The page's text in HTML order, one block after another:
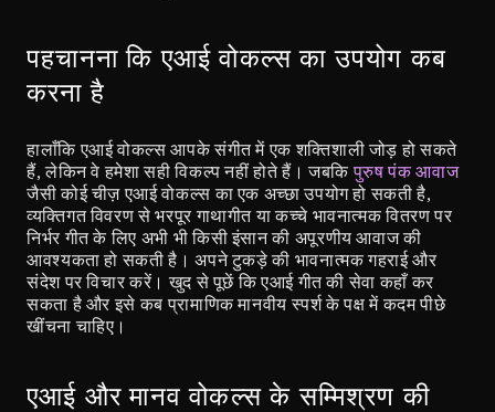
पहचानना कि एआई वोकल्स का उपयोग कब
करना है
हालाँकि एआई वोकल्स आपके संगीत में एक शक्तिशाली जोड़ हो सकते
हैं, लेकिन वे हमेशा सही विकल्प नहीं होते हैं। जबकि पुरुष पंक आवाज
जैसी कोई चीज़ एआई वोकल्स का एक अच्छा उपयोग हो सकती है,
व्यक्तिगत विवरण से भरपूर गाथागीत या कच्चे भावनात्मक वितरण पर
निर्भर गीत के लिए अभी भी किसी इंसान की अपूरणीय आवाज की
आवश्यकता हो सकती है। अपने टुकड़े की भावनात्मक गहराई और
संदेश पर विचार करें। खुद से पूछें कि एआई गीत की सेवा कहाँ कर
सकता है और इसे कब प्रामाणिक मानवीय स्पर्श के पक्ष में कदम पीछे
खींचना चाहिए।
एआई और मानव वोकल्स के सम्मिश्रण की